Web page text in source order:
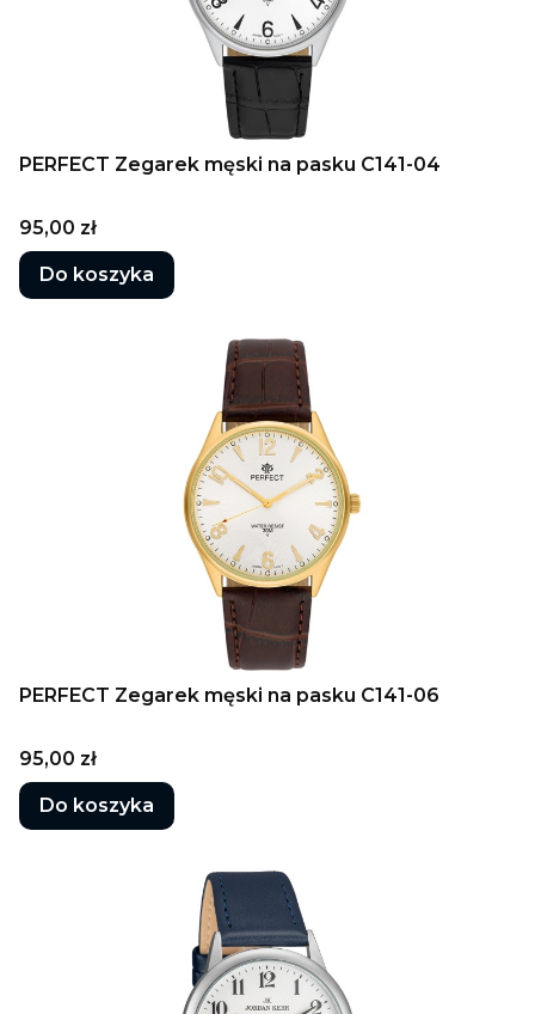
PERFECT Zegarek męski na pasku C141-04
Cena
95,00 zł
Do koszyka
PERFECT Zegarek męski na pasku C141-06
Cena
95,00 zł
Do koszyka